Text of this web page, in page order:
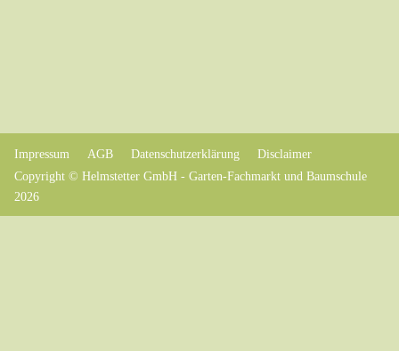
Impressum AGB Datenschutzerklärung
Disclaimer
Copyright © Helmstetter GmbH - Garten-Fachmarkt und Baumschule
2026